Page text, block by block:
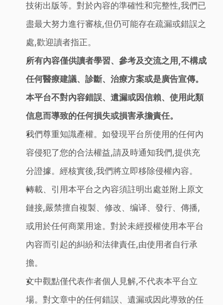
技術出版等。對於內容的準確性和完整性,我們已
盡最大努力進行審核,但仍可能存在疏漏或錯誤之
處,歡迎讀者指正。
所有內容僅供讀者學習、參考及交流之用,不構成
任何醫療建議、診斷、治療方案或是廣告宣傳。
本平台不對內容錯誤、遺漏或因信賴、使用此類
信息而導致的任何損失或損害承擔責任。
我們尊重知識產權。如發現平台所使用的任何內
容侵犯了您的合法權益,請及時通知我們,提供充
分證據。經核實後,我們將立即移除侵權內容。
轉載、引用本平台之內容須註明出處並附上原文
鏈接,嚴禁擅自複製、修改、编译、發行、傳播,
或用於任何商業用途。對於未經授權使用本平台
內容而引起的糾紛和法律責任,由使用者自行承
擔。
文中觀點僅代表作者個人見解,不代表本平台立
場。對文章中的任何錯誤、遺漏或因此導致的任